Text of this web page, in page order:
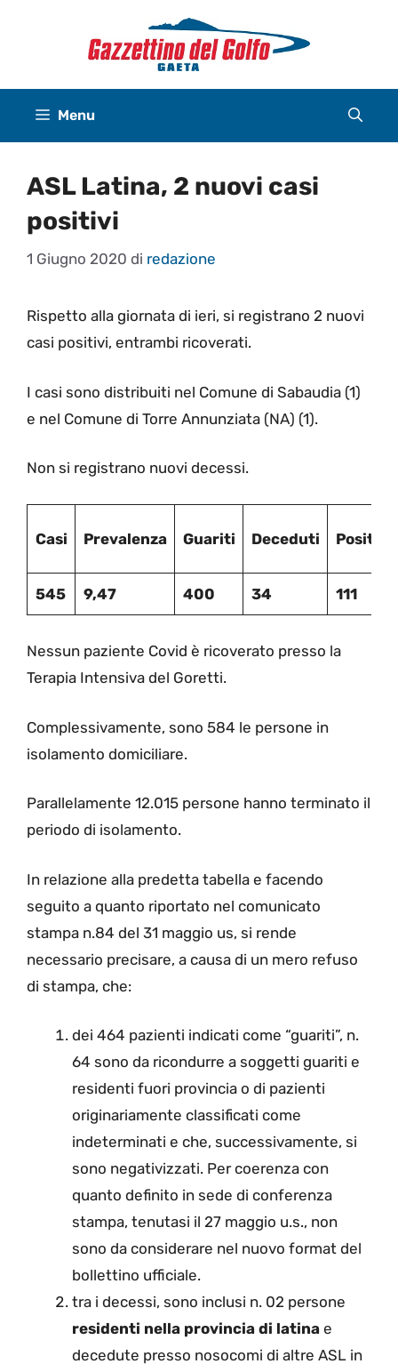
Menu
ASL Latina, 2 nuovi casi
positivi
1 Giugno 2020 di redazione
Rispetto alla giornata di ieri, si registrano 2 nuovi
casi positivi, entrambi ricoverati.
I casi sono distribuiti nel Comune di Sabaudia (1)
e nel Comune di Torre Annunziata (NA) (1).
Non si registrano nuovi decessi.
Casi Prevalenza Guariti Deceduti Positivi
545 9,47 400 34 111
Nessun paziente Covid è ricoverato presso la
Terapia Intensiva del Goretti.
Complessivamente, sono 584 le persone in
isolamento domiciliare.
Parallelamente 12.015 persone hanno terminato il
periodo di isolamento.
In relazione alla predetta tabella e facendo
seguito a quanto riportato nel comunicato
stampa n.84 del 31 maggio us, si rende
necessario precisare, a causa di un mero refuso
di stampa, che:
dei 464 pazienti indicati come “guariti”, n.
64 sono da ricondurre a soggetti guariti e
residenti fuori provincia o di pazienti
originariamente classificati come
indeterminati e che, successivamente, si
sono negativizzati. Per coerenza con
quanto definito in sede di conferenza
stampa, tenutasi il 27 maggio u.s., non
sono da considerare nel nuovo format del
bollettino ufficiale.
tra i decessi, sono inclusi n. 02 persone
residenti nella provincia di latina e
decedute presso nosocomi di altre ASL in